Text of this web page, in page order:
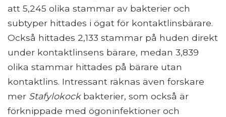
att 5,245 olika stammar av bakterier och
subtyper hittades i ögat för kontaktlinsbärare.
Också hittades 2,133 stammar på huden direkt
under kontaktlinsens bärare, medan 3,839
olika stammar hittades på bärare utan
kontaktlins. Intressant räknas även forskare
mer Stafylokockbakterier, som också är
förknippade med ögoninfektioner och